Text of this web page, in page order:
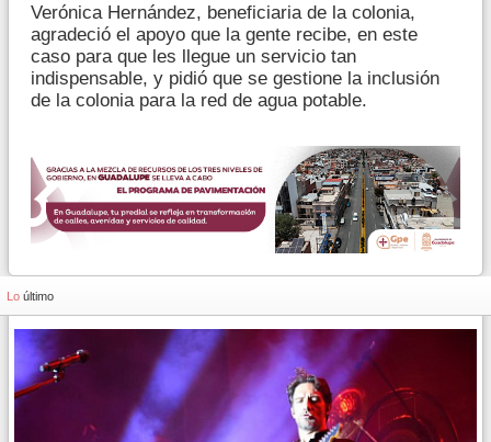
Verónica Hernández, beneficiaria de la colonia,
agradeció el apoyo que la gente recibe, en este
caso para que les llegue un servicio tan
indispensable, y pidió que se gestione la inclusión
de la colonia para la red de agua potable.
Lo último